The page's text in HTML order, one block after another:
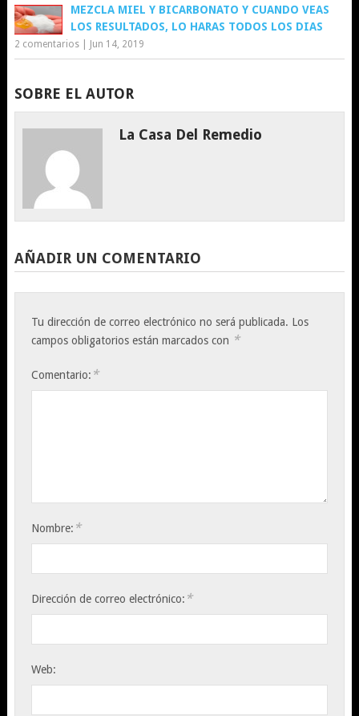
MEZCLA MIEL Y BICARBONATO Y CUANDO VEAS
LOS RESULTADOS, LO HARAS TODOS LOS DIAS
2 comentarios| Jun 14, 2019
SOBRE EL AUTOR
La Casa Del Remedio
AÑADIR UN COMENTARIO
Tu dirección de correo electrónico no será publicada. Los
campos obligatorios están marcados con *
Comentario: *
Nombre: *
Dirección de correo electrónico: *
Web: